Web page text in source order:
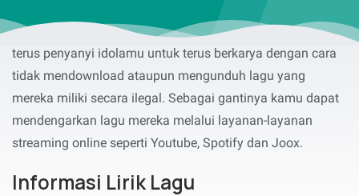
Selamat membaca serta menyanyikan lirik lagu
Di Haroromu
yang dibawakan olehAngel Napitu. Dukung
terus penyanyi idolamu untuk terus berkarya dengan cara
tidak mendownload ataupun mengunduh lagu yang
mereka miliki secara ilegal. Sebagai gantinya kamu dapat
mendengarkan lagu mereka melalui layanan-layanan
streaming online seperti Youtube, Spotify dan Joox.
Informasi Lirik Lagu